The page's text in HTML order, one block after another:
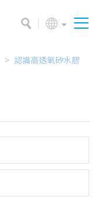
認識高透氧矽水膠